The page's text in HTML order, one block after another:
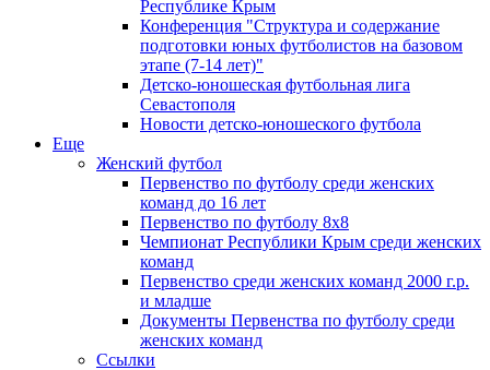
Республике Крым
Конференция "Структура и содержание
подготовки юных футболистов на базовом
этапе (7-14 лет)"
Детско-юношеская футбольная лига
Севастополя
Новости детско-юношеского футбола
Еще
Женский футбол
Первенство по футболу среди женских
команд до 16 лет
Первенство по футболу 8х8
Чемпионат Республики Крым среди женских
команд
Первенство среди женских команд 2000 г.р.
и младше
Документы Первенства по футболу среди
женских команд
Ссылки